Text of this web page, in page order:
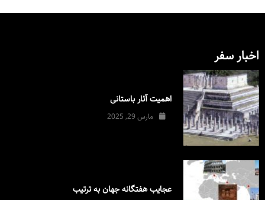
اخبار سفر
اهمیت آثار باستانی
مارس 29, 2025
عجایب هفتگانه جهان به ترتیب